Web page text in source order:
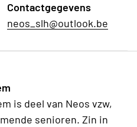
Contactgegevens
neos_slh@outlook.be
is deel van Neos vzw,
senioren. Zin in